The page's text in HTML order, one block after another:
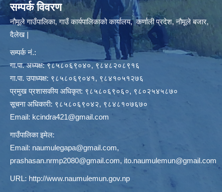
सम्पर्क विवरण
नौमूले गाउँपालिका, गाउँ कार्यपालिकाको कार्यालय, कर्णाली प्रदेश, नौमूले बजार,
दैलेख |
सम्पर्क नं.:
गा.पा. अध्यक्ष: ९८५८०६९०४०, ९८४८२०८९१६
गा.पा. उपाध्यक्ष: ९८५८०६९०४१, ९८४१०५१२७६
प्रमुख प्रशासकीय अधिकृत: ९८५८०६९०६०, ९८०२५४५८७०
सूचना अधिकारी: ९८५८०६९०४२, ९८४८१०७६७०
Email: kcindra421@gmail.com
गाउँपालिका इमेल:
Email: naumulegapa@gmail.com,
prashasan.nrmp2080@gmail.com, ito.naumulemun@gmail.com
URL: http://www.naumulemun.gov.np